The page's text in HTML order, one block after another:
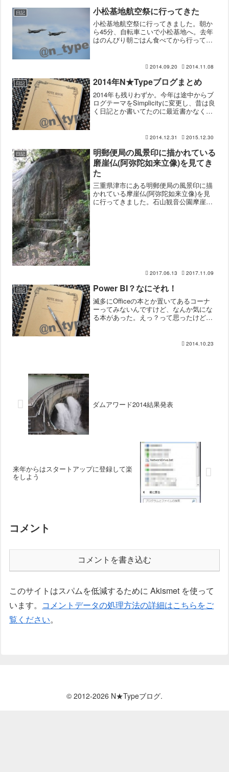
日記 小松基地航空祭に行ってきた
小松基地航空祭に行ってきました。朝か
ら45分、自転車こいで小松基地へ。去年
はのんびり朝ごはん食べてから行って、
に朝起きて行ってきました。オープニン
2014.09.20 2014.11.08
日記 2014年N★Typeブログまとめ
2014年も残りわずか。今年は途中からブ
ログテーマをSimplicityに変更し、昔は良
く日記とか書いてたのに最近書かなくな
的なものでも良いから更新してきたつも
2014.12.31 2015.12.30
日記
明郵便局の風景印に描かれている
磨崖仏(阿弥陀如来立像)を見てき
た
三重県津市にある明郵便局の風景印に描
かれている摩崖仏(阿弥陀如来立像)を見
に行ってきました。石山観音公園摩崖仏
2017.06.13 2017.11.09
日記 Power BI？なにそれ！
滅多にOfficeの本とか置いてあるコーナ
ーってみないんですけど、なんか気にな
る本があった。えっ？って思ったけど、
ど、Power Mapって言うのがすげぇ気に
2014.10.23
ダムアワード2014結果発表
来年からはスタートアップに登録して楽
をしよう
コメント
コメントを書き込む
このサイトはスパムを低減するために Akismet を使って
います。 コメントデータの処理方法の詳細はこちらをご
覧ください。
© 2012-2026 N★Typeブログ.